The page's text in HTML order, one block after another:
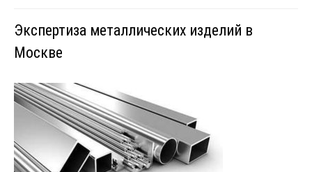
Экспертиза металлических изделий в
Москве